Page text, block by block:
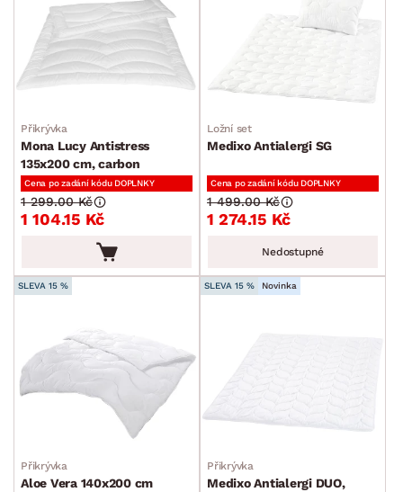
Přikrývka
Mona Lucy Antistress
135x200 cm, carbon
Cena po zadání kódu DOPLNKY
1 104.15 Kč
1 299.00 Kč
Ložní set
Medixo Antialergi SG
Cena po zadání kódu DOPLNKY
1 274.15 Kč
1 499.00 Kč
Nedostupné
SLEVA 15 %
Přikrývka
Aloe Vera 140x200 cm
SLEVA 15 % Novinka
Přikrývka
Medixo Antialergi DUO,